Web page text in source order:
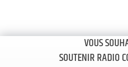
VOUS
SOUTENIR RADIO